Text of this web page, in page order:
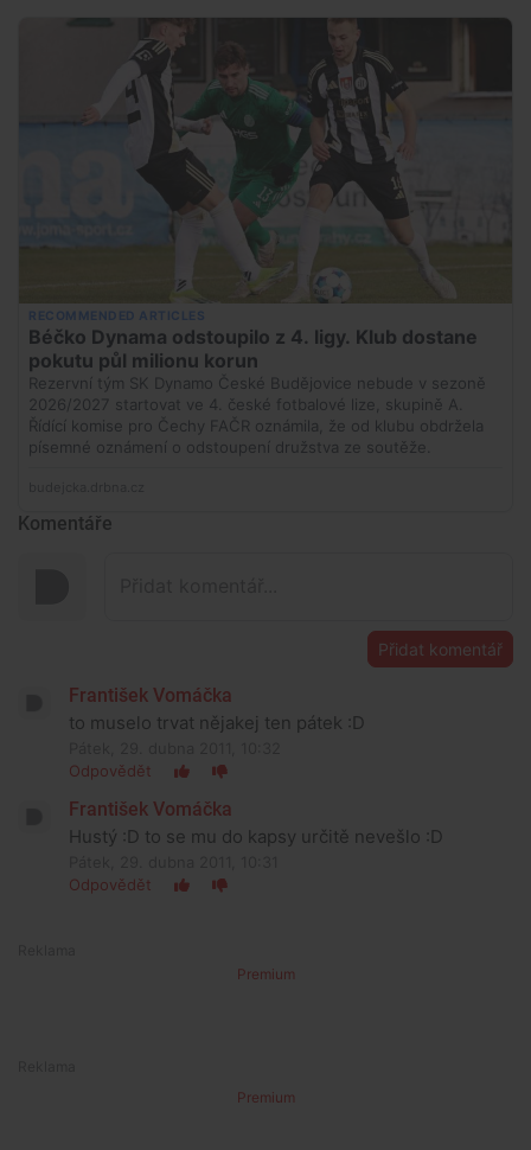
Komentáře
Přidat komentář
František Vomáčka
to muselo trvat nějakej ten pátek :D
Odpovědět
František Vomáčka
Hustý :D to se mu do kapsy určitě nevešlo :D
Odpovědět
Premium
Premium